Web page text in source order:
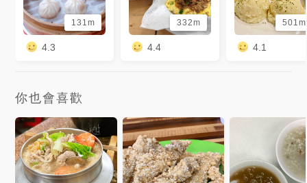
131m
4.3
332m
4.4
501m
4.1
你也會喜歡